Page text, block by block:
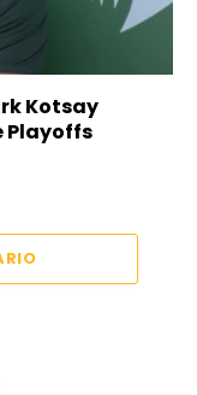
Kotsay
Playoffs